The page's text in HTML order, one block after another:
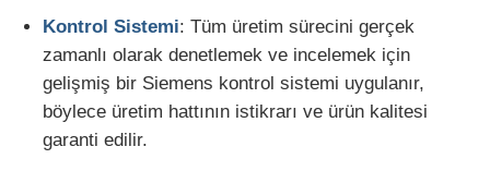
PMMA GPPS Levha Ekstrüzyon Hattı
Plastik karton ekstrüzyon hattı
Kontrol Sistemi: Tüm üretim sürecini gerçek
zamanlı olarak denetlemek ve incelemek için
gelişmiş bir Siemens kontrol sistemi uygulanır,
böylece üretim hattının istikrarı ve ürün kalitesi
garanti edilir.